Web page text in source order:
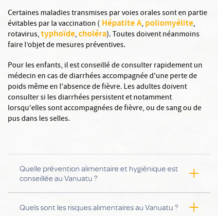
Certaines maladies transmises par voies orales sont en partie
évitables par la vaccination ( Hépatite A, poliomyélite,
rotavirus,typhoïde,choléra). Toutes doivent néanmoins
faire l’objet de mesures préventives.
Pour les enfants, il est conseillé de consulter rapidement un
médecin en cas de diarrhées accompagnée d'une perte de
poids même en l'absence de fièvre. Les adultes doivent
consulter si les diarrhées persistent et notamment
lorsqu'elles sont accompagnées de fièvre, ou de sang ou de
pus dans les selles.
Quelle prévention alimentaire et hygiénique est
conseillée au Vanuatu ?
Quels sont les risques alimentaires au Vanuatu ?